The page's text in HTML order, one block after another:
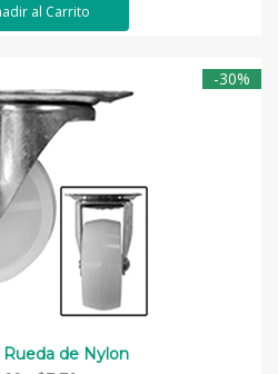
al Carrito
-30%
Rueda de Nylon